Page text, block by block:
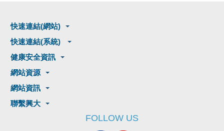
快速連結(網站)
快速連結(系統)
健康安全資訊
網站資源
網站資訊
聯繫興大
FOLLOW US